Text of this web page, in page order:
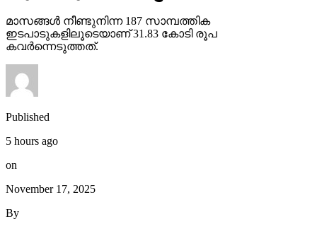
മാസങ്ങള്‍ നീണ്ടുനിന്ന 187 സാമ്പത്തിക
ഇടപാടുകളിലൂടെയാണ് 31.83 കോടി രൂപ
കവര്‍ന്നെടുത്തത്.
Published
5 hours ago
on
November 17, 2025
By